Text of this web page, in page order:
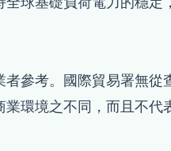
參考。國際貿易署無從
環境之不同，而且不代